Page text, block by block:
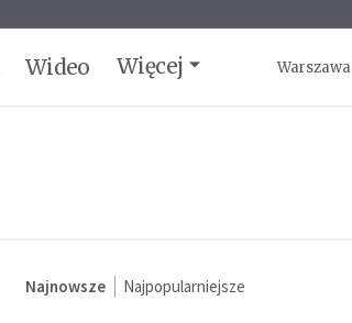
Wideo Więcej Warszawa
Najnowsze Najpopularniejsze